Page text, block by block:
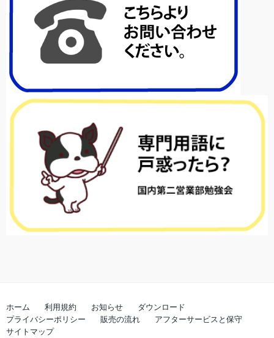
ホーム 利用規約 お知らせ
ダウンロード
プライバシーポリシー
販売の流れ
アフターサービスと保守
サイトマップ